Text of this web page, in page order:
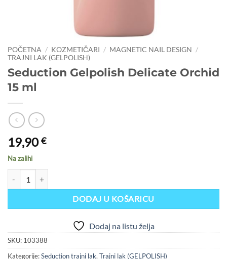
POČETNA / KOZMETIČARI / MAGNETIC NAIL DESIGN /
TRAJNI LAK (GELPOLISH)
Seduction Gelpolish Delicate Orchid
15 ml
19,90€
Na zalihi
DODAJ U KOŠARICU
Dodaj na listu želja
SKU: 103388
Kategorije:Seduction trajni lak, Trajni lak (GELPOLISH)